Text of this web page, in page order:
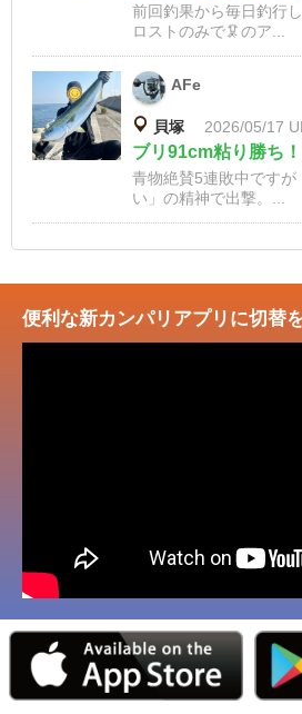
前回釣果から毎日釣行
ロストのみで🦑のア...
AFe
貝塚 2026/05/17
ブリ91cm粘り勝ち！
青物絶賛5連敗中です
い」の精神で出撃。...
便利な新カンパリアプリに切替を